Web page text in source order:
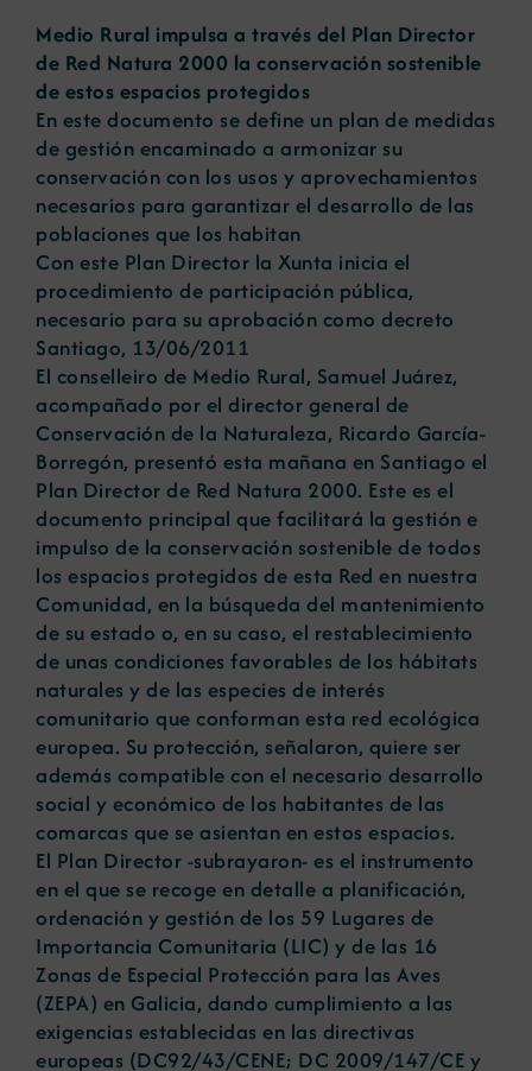
Noticias
Portal de empleo
Contacto
Medio Rural impulsa a través del Plan Director
de Red Natura 2000 la conservación sostenible
de estos espacios protegidos
En este documento se define un plan de medidas
de gestión encaminado a armonizar su
conservación con los usos y aprovechamientos
necesarios para garantizar el desarrollo de las
poblaciones que los habitan
Con este Plan Director la Xunta inicia el
procedimiento de participación pública,
necesario para su aprobación como decreto
Santiago, 13/06/2011
El conselleiro de Medio Rural, Samuel Juárez,
acompañado por el director general de
Conservación de la Naturaleza, Ricardo García-
Borregón, presentó esta mañana en Santiago el
Plan Director de Red Natura 2000. Este es el
documento principal que facilitará la gestión e
impulso de la conservación sostenible de todos
los espacios protegidos de esta Red en nuestra
Comunidad, en la búsqueda del mantenimiento
de su estado o, en su caso, el restablecimiento
de unas condiciones favorables de los hábitats
naturales y de las especies de interés
comunitario que conforman esta red ecológica
europea. Su protección, señalaron, quiere ser
además compatible con el necesario desarrollo
social y económico de los habitantes de las
comarcas que se asientan en estos espacios.
El Plan Director -subrayaron- es el instrumento
en el que se recoge en detalle a planificación,
ordenación y gestión de los 59 Lugares de
Importancia Comunitaria (LIC) y de las 16
Zonas de Especial Protección para las Aves
(ZEPA) en Galicia, dando cumplimiento a las
exigencias establecidas en las directivas
europeas (DC92/43/CENE; DC 2009/147/CE y